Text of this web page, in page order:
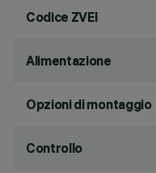
Codice ZVEI
Alimentazione
Opzioni di montaggio
Controllo